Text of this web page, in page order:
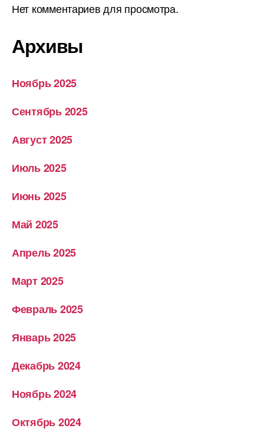
Нет комментариев для просмотра.
Архивы
Ноябрь 2025
Сентябрь 2025
Август 2025
Июль 2025
Июнь 2025
Май 2025
Апрель 2025
Март 2025
Февраль 2025
Январь 2025
Декабрь 2024
Ноябрь 2024
Октябрь 2024